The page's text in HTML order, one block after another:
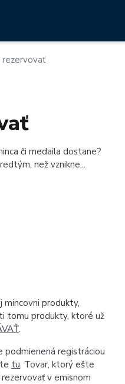
rezervovať
či medaila dostane?
než vznikne...
mincovni produkty,
tomu produkty, ktoré už
.
podmienená registráciou
tu. Tovar, ktorý ešte
v emisnom